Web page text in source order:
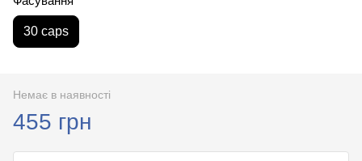
30 caps
Немає в наявності
455 грн